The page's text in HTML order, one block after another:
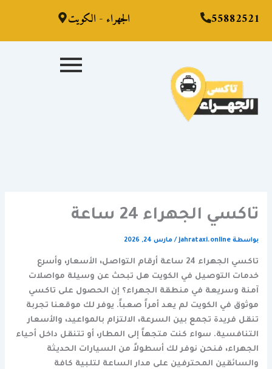
55882521 الجهراء - الكويت
تاكسي الجهراء 24 ساعة
بواسطة jahrataxi.online
/مارس 24, 2026
تاكسي الجهراء 24 ساعة أرقام التواصل، الأسعار، وأسرع
خدمات التوصيل في الكويت هل تبحث عن وسيلة مواصلات
آمنة وسريعة في منطقة الجهراء؟ إن الحصول على تاكسي
موثوق في الكويت لم يعد أمراً صعباً. يوفر لك موقعنا تجربة
تنقل فريدة تجمع بين السرعة، الالتزام بالمواعيد، والأسعار
التنافسية. سواء كنت متجهاً إلى المطار، أو تتنقل داخل أحياء
الجهراء، فنحن نوفر لك أسطولاً من السيارات الحديثة
والسائقين المحترفين على مدار الساعة لتلبية كافة
عبدالله
كنت
أسرع
وقت
ابو
توصيل
سريعة
بسيارات
حديثة
ومكيفة
الدوحة
توصيل
مشاوير
بسيارات
حديثة